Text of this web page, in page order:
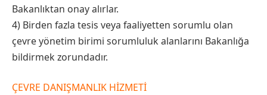
Bakanlıktan onay alırlar.
4) Birden fazla tesis veya faaliyetten sorumlu olan
çevre yönetim birimi sorumluluk alanlarını Bakanlığa
bildirmek zorundadır.
ÇEVRE DANIŞMANLIK HİZMETİ